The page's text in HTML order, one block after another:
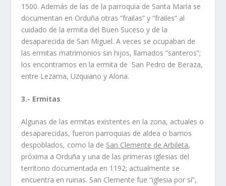
1500. Además de las de la parroquia de Santa María se
documentan en Orduña otras “frailas” y “frailes” al
cuidado de la ermita del Buen Suceso y de la
desaparecida de San Miguel. A veces se ocupaban de
las ermitas matrimonios sin hijos, llamados “santeros”;
los encontramos en la ermita de San Pedro de Beraza,
entre Lezama, Uzquiano y Aloria.
3.- Ermitas
Algunas de las ermitas existentes en la zona, actuales o
desaparecidas, fueron parroquias de aldea o barrios
despoblados, como la de San Clemente de Arbileta,
próxima a Orduña y una de las primeras iglesias del
territorio documentada en 1192; actualmente se
encuentra en ruinas. San Clemente fue “iglesia por sí”,